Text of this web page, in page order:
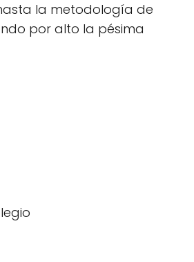
la metodología de
por alto la pésima